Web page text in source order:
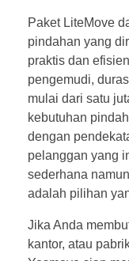
Paket LiteMove
pindahan yang
praktis dan
pengemudi,
mulai dari satu
kebutuhan
dengan
pelanggan yang
sederhana
adalah pilihan
Jika Anda
kantor, atau